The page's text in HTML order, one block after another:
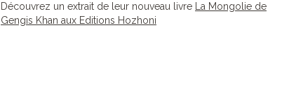
Découvrez un extrait de leur nouveau livre
La Mongolie de
Gengis Khan aux Editions Hozhoni